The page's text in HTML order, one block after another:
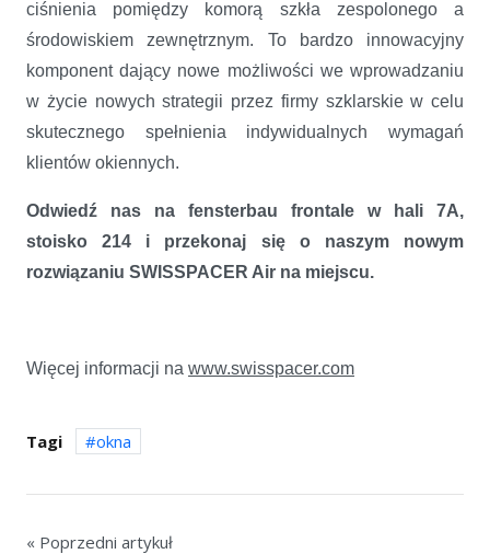
ciśnienia pomiędzy komorą szkła zespolonego a
środowiskiem zewnętrznym. To bardzo innowacyjny
komponent dający nowe możliwości we wprowadzaniu
w życie nowych strategii przez firmy szklarskie w celu
skutecznego spełnienia indywidualnych wymagań
klientów okiennych.
Odwiedź nas na fensterbau frontale w hali 7A,
stoisko 214 i przekonaj się o naszym nowym
rozwiązaniu SWISSPACER Air na miejscu.
Więcej informacji na www.swisspacer.com
Tagi okna
« Poprzedni artykuł